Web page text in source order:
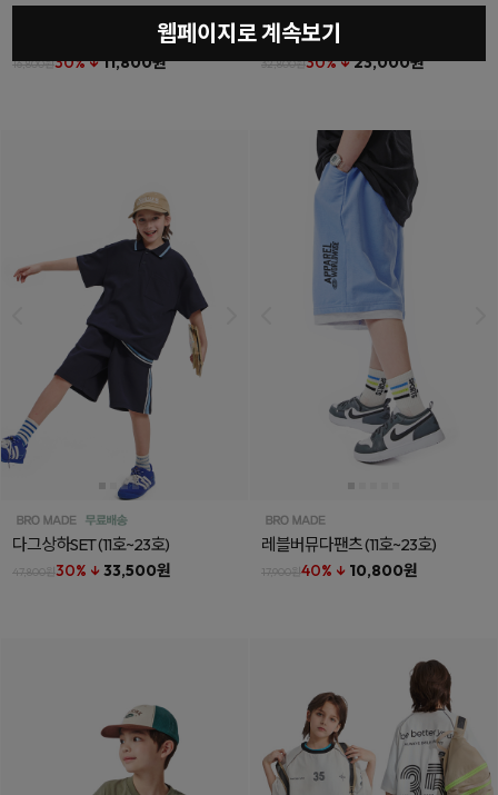
(11호~23호)
16,800원30% ↓11,800원
더튼포켓하프팬츠
32,800원30% ↓23,000원
다그상하SET(11호~23호)
47,800원30% ↓ 33,500원
레블버뮤다팬츠(11호~23호)
17,900원40% ↓ 10,800원
웹페이지로 계속보기